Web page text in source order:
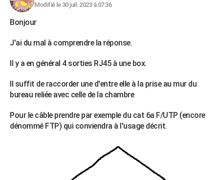
Modifié le 30 juil. 2023 à 07:36
Bonjour
J'ai du mal à comprendre la réponse.
Il y a en général 4 sorties RJ45 à une box.
Il suffit de raccorder une d'entre elle à la prise au mur du
bureau reliée avec celle de la chambre
Pour le câble prendre par exemple du cat 6a F/UTP (encore
dénommé FTP) qui conviendra à l'usage décrit.